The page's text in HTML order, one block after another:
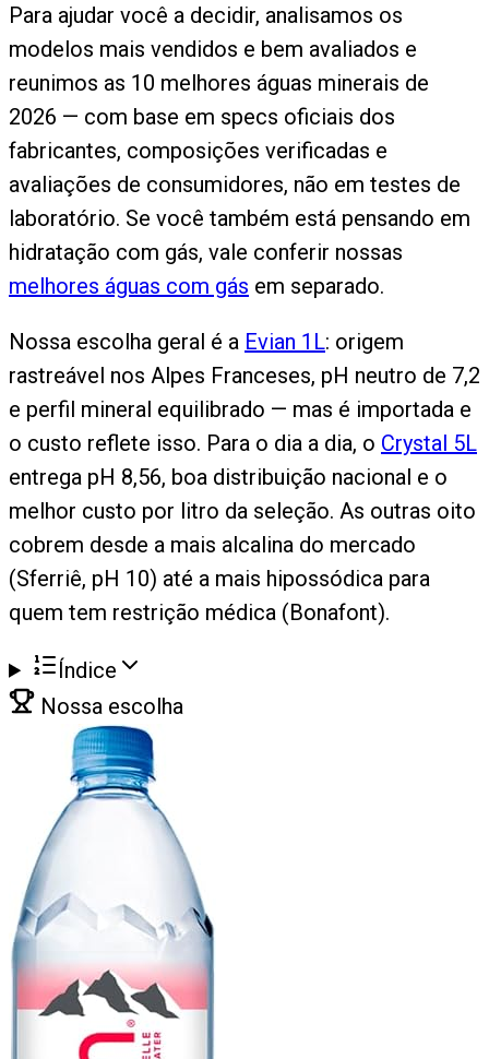
Para ajudar você a decidir, analisamos os
modelos mais vendidos e bem avaliados e
reunimos as 10 melhores águas minerais de
2026 — com base em specs oficiais dos
fabricantes, composições verificadas e
avaliações de consumidores, não em testes de
laboratório. Se você também está pensando em
hidratação com gás, vale conferir nossas
melhores águas com gás em separado.
Nossa escolha geral é a Evian 1L: origem
rastreável nos Alpes Franceses, pH neutro de 7,2
e perfil mineral equilibrado — mas é importada e
o custo reflete isso. Para o dia a dia, o Crystal 5L
entrega pH 8,56, boa distribuição nacional e o
melhor custo por litro da seleção. As outras oito
cobrem desde a mais alcalina do mercado
(Sferriê, pH 10) até a mais hipossódica para
quem tem restrição médica (Bonafont).
Índice
Nossa escolha